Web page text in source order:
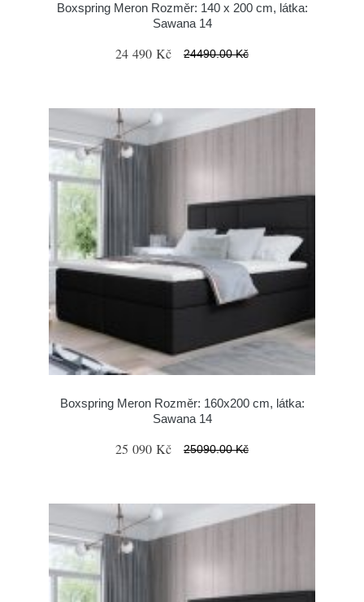
Boxspring Meron Rozměr: 140 x 200 cm, látka:
Sawana 14
24 490 Kč 24490.00 Kč
Boxspring Meron Rozměr: 160x200 cm, látka:
Sawana 14
25 090 Kč 25090.00 Kč